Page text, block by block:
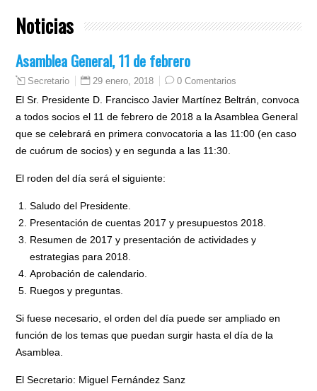
Noticias
Asamblea General, 11 de febrero
Secretario 29 enero, 2018 0 Comentarios
El Sr. Presidente D. Francisco Javier Martínez Beltrán, convoca
a todos socios el 11 de febrero de 2018 a la Asamblea General
que se celebrará en primera convocatoria a las 11:00 (en caso
de cuórum de socios) y en segunda a las 11:30.
El roden del día será el siguiente:
Saludo del Presidente.
Presentación de cuentas 2017 y presupuestos 2018.
Resumen de 2017 y presentación de actividades y
estrategias para 2018.
Aprobación de calendario.
Ruegos y preguntas.
Si fuese necesario, el orden del día puede ser ampliado en
función de los temas que puedan surgir hasta el día de la
Asamblea.
El Secretario: Miguel Fernández Sanz